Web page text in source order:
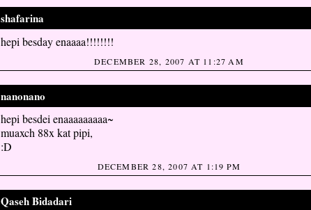
shafarina
hepi besday enaaaa!!!!!!!!
DECEMBER 28, 2007 AT 11:27 AM
nanonano
hepi besdei enaaaaaaaaa~
muaxch 88x kat pipi,
:D
DECEMBER 28, 2007 AT 1:19 PM
Qaseh Bidadari